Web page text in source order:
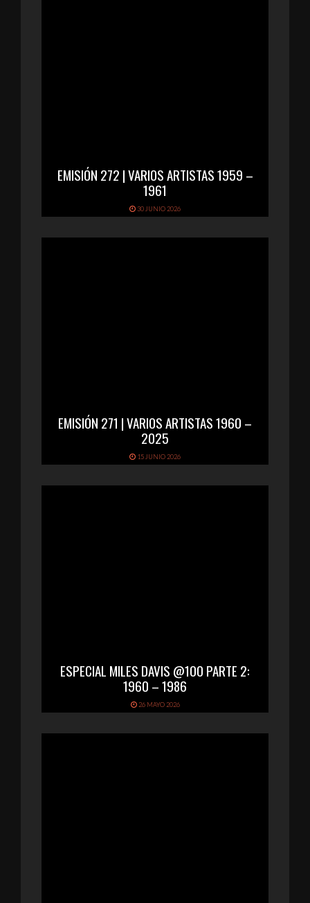
EMISIÓN 272 | VARIOS ARTISTAS 1959 –
1961
30 JUNIO 2026
EMISIÓN 271 | VARIOS ARTISTAS 1960 –
2025
15 JUNIO 2026
ESPECIAL MILES DAVIS @100 PARTE 2:
1960 – 1986
26 MAYO 2026